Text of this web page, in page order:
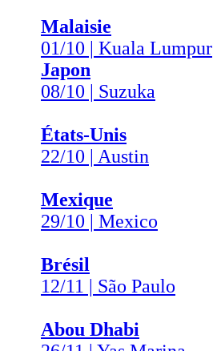
Malaisie
01/10 | Kuala Lumpur
Japon
08/10 | Suzuka
États-Unis
22/10 | Austin
Mexique
29/10 | Mexico
Brésil
12/11 | São Paulo
Abou Dhabi